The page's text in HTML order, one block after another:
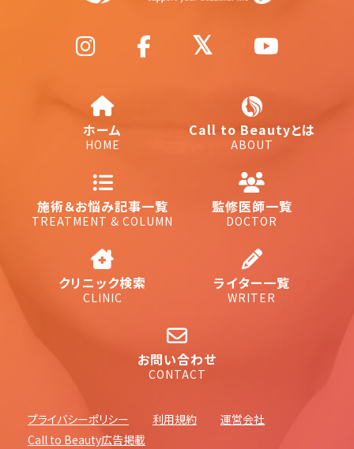
ホーム
HOME
Call to Beautyとは
ABOUT
施術＆お悩み記事一覧
TREATMENT & COLUMN
監修医師一覧
DOCTOR
クリニック検索
CLINIC
ライター一覧
WRITER
お問い合わせ
CONTACT
プライバシーポリシー 利用規約
運営会社
Call to Beauty広告掲載